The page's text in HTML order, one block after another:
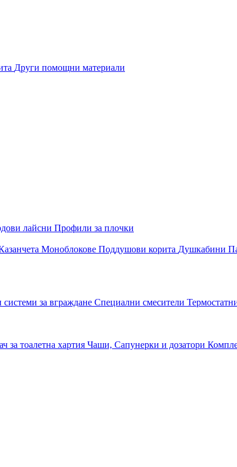
Други помощни материали
лайсни Профили за плочки
Моноблокове Поддушови корита Душкабини
за вграждане Специални смесители
за тоалетна хартия Чаши, Сапунерки и дозатори